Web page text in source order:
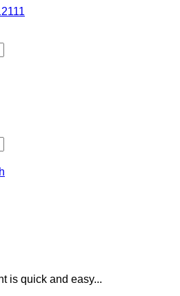
is quick and easy...